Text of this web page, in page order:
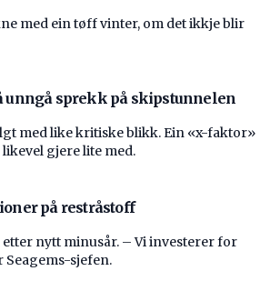
med ein tøff vinter, om det ikkje blir
unngå sprekk på skipstunnelen
med like kritiske blikk. Ein «x-faktor»
gjere lite med.
på restråstoff
nytt minusår. – Vi investerer for
sjefen.